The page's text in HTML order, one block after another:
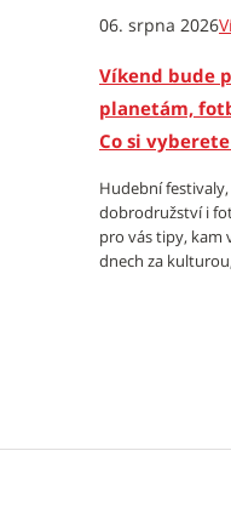
06. srpna 2026
Víkend bude
planetám,
Co si
Hudební
dobrodružství i
pro vás tipy, kam
dnech za